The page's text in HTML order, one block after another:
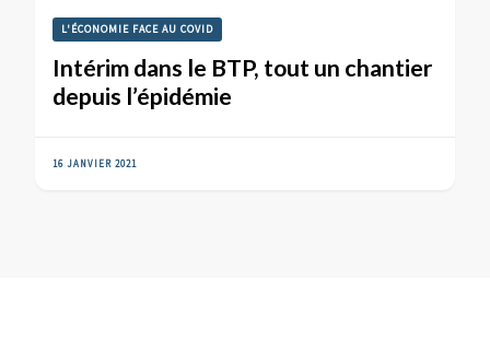
L'ÉCONOMIE FACE AU COVID
Intérim dans le BTP, tout un chantier
depuis l’épidémie
16 JANVIER 2021